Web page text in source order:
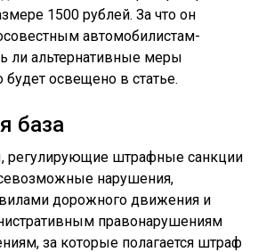
1500 рублей. За что он
автомобилистам-
ли альтернативные меры
будет освещено в статье.
база
регулирующие штрафные санкции
нарушения,
дорожного движения и
правонарушениям
за которые полагается штраф